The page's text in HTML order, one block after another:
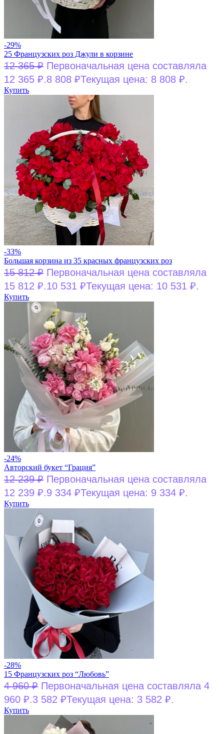
-29%
25 Французских роз Джули в корзине
12 365₽ Первоначальная цена составляла
12 365 ₽.8 808 ₽Текущая цена: 8 808 ₽.
Купить
-33%
Большая корзина из 35 красных французских роз
15 812₽ Первоначальная цена составляла
15 812 ₽.10 531 ₽Текущая цена: 10 531 ₽.
Купить
-24%
Авторский букет “Грация”
12 239₽ Первоначальная цена составляла
12 239 ₽.9 334 ₽Текущая цена: 9 334 ₽.
Купить
-28%
15 Французских роз “Любовь”
4 960₽ Первоначальная цена составляла 4
960 ₽.3 582 ₽Текущая цена: 3 582 ₽.
Купить